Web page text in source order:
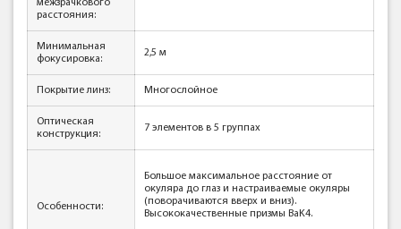
межзрачкового
расстояния:
Минимальная
фокусировка:
2,5 м
Покрытие линз: Многослойное
Оптическая
конструкция:
7 элементов в 5 группах
Особенности:
Большое максимальное расстояние от
окуляра до глаз и настраиваемые окуляры
(поворачиваются вверх и вниз).
Высококачественные призмы BaK4.